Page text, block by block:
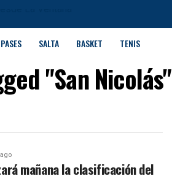
SALTA BASKET TENIS
"San Nicolás"
mañana la clasificación del